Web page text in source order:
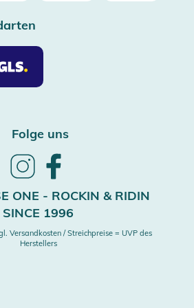
Folge uns
Follow
InstagramFacebook
ONE - ROCKIN & RIDIN
SINCE 1996
Versandkosten / Streichpreise = UVP des
Herstellers